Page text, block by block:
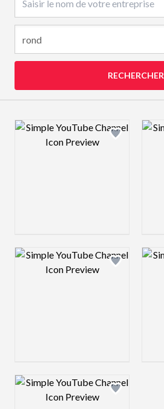
RECHERCHER
Design preview image
Design preview image
Design preview image